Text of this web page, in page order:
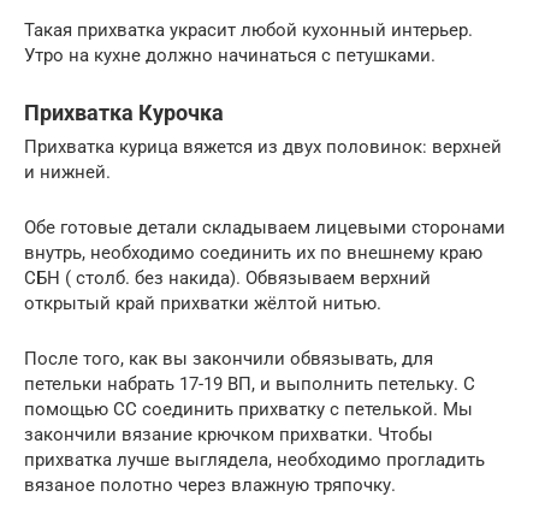
Такая прихватка украсит любой кухонный интерьер.
Утро на кухне должно начинаться с петушками.
Прихватка Курочка
Прихватка курица вяжется из двух половинок: верхней
и нижней.
Обе готовые детали складываем лицевыми сторонами
внутрь, необходимо соединить их по внешнему краю
СБН ( столб. без накида). Обвязываем верхний
открытый край прихватки жёлтой нитью.
После того, как вы закончили обвязывать, для
петельки набрать 17-19 ВП, и выполнить петельку. С
помощью СС соединить прихватку с петелькой. Мы
закончили вязание крючком прихватки. Чтобы
прихватка лучше выглядела, необходимо прогладить
вязаное полотно через влажную тряпочку.